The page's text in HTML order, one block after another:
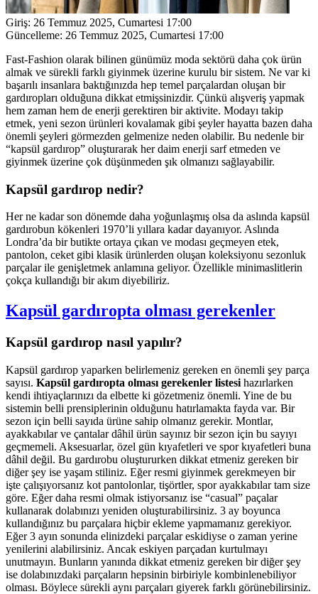
Giriş: 26 Temmuz 2025, Cumartesi 17:00
Güncelleme: 26 Temmuz 2025, Cumartesi 17:00
Fast-Fashion olarak bilinen günümüz moda sektörü daha çok ürün
almak ve sürekli farklı giyinmek üzerine kurulu bir sistem. Ne var ki
başarılı insanlara baktığınızda hep temel parçalardan oluşan bir
gardıropları olduğuna dikkat etmişsinizdir. Çünkü alışveriş yapmak
hem zaman hem de enerji gerektiren bir aktivite. Modayı takip
etmek, yeni sezon ürünleri kovalamak gibi şeyler hayatta bazen daha
önemli şeyleri görmezden gelmenize neden olabilir. Bu nedenle bir
“kapsül gardırop” oluşturarak her daim enerji sarf etmeden ve
giyinmek üzerine çok düşünmeden şık olmanızı sağlayabilir.
Kapsül gardırop nedir?
Her ne kadar son dönemde daha yoğunlaşmış olsa da aslında kapsül
gardırobun kökenleri 1970’li yıllara kadar dayanıyor. Aslında
Londra’da bir butikte ortaya çıkan ve modası geçmeyen etek,
pantolon, ceket gibi klasik ürünlerden oluşan koleksiyonu sezonluk
parçalar ile genişletmek anlamına geliyor. Özellikle minimaslitlerin
çokça kullandığı bir akım diyebiliriz.
Kapsül gardıropta olması gerekenler
Kapsül gardırop nasıl yapılır?
Kapsül gardırop yaparken belirlemeniz gereken en önemli şey parça
sayısı. Kapsül gardıropta olması gerekenler listesi hazırlarken
kendi ihtiyaçlarınızı da elbette ki gözetmeniz önemli. Yine de bu
sistemin belli prensiplerinin olduğunu hatırlamakta fayda var. Bir
sezon için belli sayıda ürüne sahip olmanız gerekir. Montlar,
ayakkabılar ve çantalar dâhil ürün sayınız bir sezon için bu sayıyı
geçmemeli. Aksesuarlar, özel gün kıyafetleri ve spor kıyafetleri buna
dâhil değil. Bu gardırobu oluştururken dikkat etmeniz gereken bir
diğer şey ise yaşam stiliniz. Eğer resmi giyinmek gerekmeyen bir
işte çalışıyorsanız kot pantolonlar, tişörtler, spor ayakkabılar tam size
göre. Eğer daha resmi olmak istiyorsanız ise “casual” paçalar
kullanarak dolabınızı yeniden oluşturabilirsiniz. 3 ay boyunca
kullandığınız bu parçalara hiçbir ekleme yapmamanız gerekiyor.
Eğer 3 ayın sonunda elinizdeki parçalar eskidiyse o zaman yerine
yenilerini alabilirsiniz. Ancak eskiyen parçadan kurtulmayı
unutmayın. Bunların yanında dikkat etmeniz gereken bir diğer şey
ise dolabınızdaki parçaların hepsinin birbiriyle kombinlenebiliyor
olması. Böylece sürekli aynı parçaları giyerek farklı görünebilirsiniz.